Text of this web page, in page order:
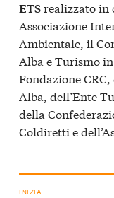
ETSrealizzato in
Associazione
Ambientale, il
Alba e Turismo
Fondazione
Alba, dell’Ente
della
Coldiretti e
INIZIA